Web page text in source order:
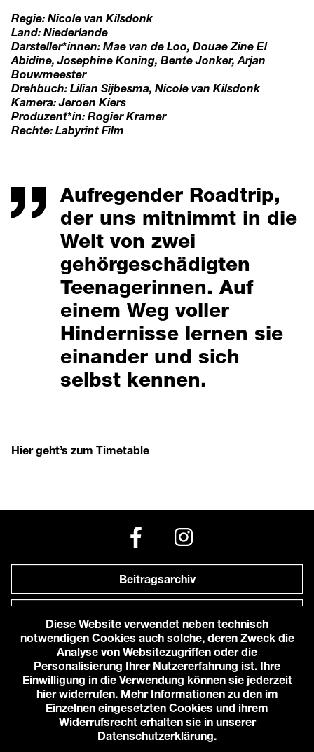
Regie: Nicole van Kilsdonk
Land: Niederlande
Darsteller*innen: Mae van de Loo, Douae Zine El
Abidine, Josephine Koning, Bente Jonker, Arjan
Bouwmeester
Drehbuch: Lilian Sijbesma, Nicole van Kilsdonk
Kamera: Jeroen Kiers
Produzent*in: Rogier Kramer
Rechte: Labyrint Film
Aufregender Roadtrip,
der uns mitnimmt in die
Welt von zwei
gehörgeschädigten
Teenagerinnen. Auf
einem Weg voller
Hindernisse lernen sie
einander und sich
selbst kennen.
Hier geht’s zum Timetable
Beitragsarchiv
Anfahrt zu uns
© 2026 Karlstorbahnhof e.V.
Impressum
Datenschutzerklärung
Cookie-Einstellungen
Diese Website verwendet neben technisch
notwendigen Cookies auch solche, deren Zweck die
Analyse von Websitezugriffen oder die
Personalisierung Ihrer Nutzererfahrung ist. Ihre
Einwilligung in die Verwendung können sie jederzeit
hier widerrufen. Mehr Informationen zu den im
Einzelnen eingesetzten Cookies und ihrem
Widerrufsrecht erhalten sie in unserer
Datenschutzerklärung.